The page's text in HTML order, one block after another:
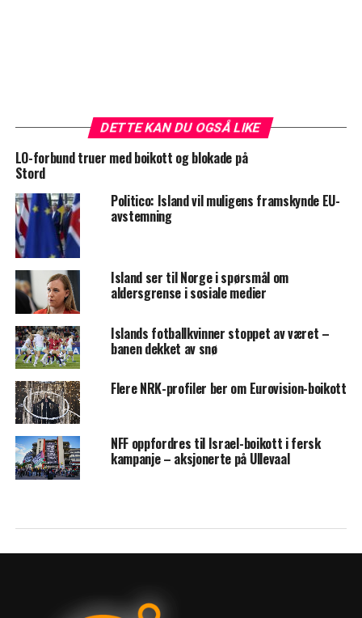
DETTE KAN DU OGSÅ LIKE
LO-forbund truer med boikott og blokade på
Stord
Politico: Island vil muligens framskynde EU-
avstemning
Island ser til Norge i spørsmål om
aldersgrense i sosiale medier
Islands fotballkvinner stoppet av været –
banen dekket av snø
Flere NRK-profiler ber om Eurovision-boikott
NFF oppfordres til Israel-boikott i fersk
kampanje – aksjonerte på Ullevaal